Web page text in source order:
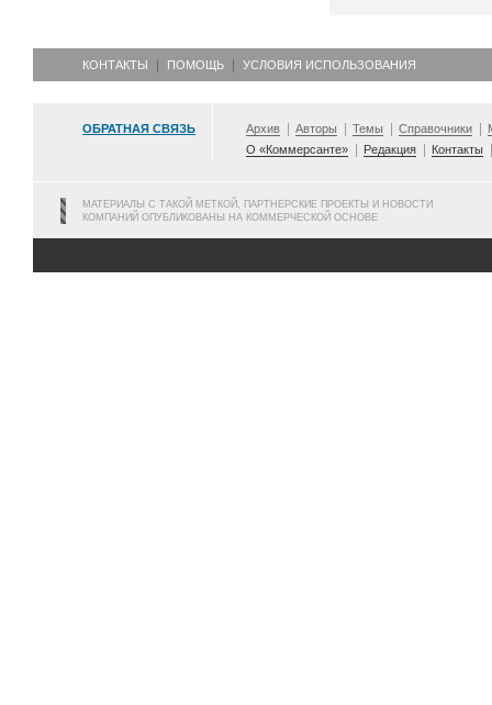
КОНТАКТЫ ПОМОЩЬ УСЛОВИЯ ИСПОЛЬЗОВАНИЯ
ОБРАТНАЯ СВЯЗЬ Архив Авторы Темы Справочники
О «Коммерсанте»
Редакция Контакты
МАТЕРИАЛЫ С ТАКОЙ МЕТКОЙ, ПАРТНЕРСКИЕ ПРОЕКТЫ И НОВОСТИ
КОМПАНИЙ ОПУБЛИКОВАНЫ НА КОММЕРЧЕСКОЙ ОСНОВЕ